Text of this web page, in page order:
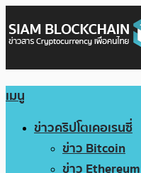
เมนู
ข่าวคริปโตเคอเรนซี่
ข่าว Bitcoin